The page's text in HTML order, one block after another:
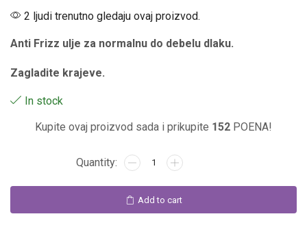
2 ljudi trenutno gledaju ovaj proizvod.
Anti Frizz ulje za normalnu do debelu dlaku.
Zagladite krajeve.
In stock
Kupite ovaj proizvod sada i prikupite 152 POENA!
Add to cart